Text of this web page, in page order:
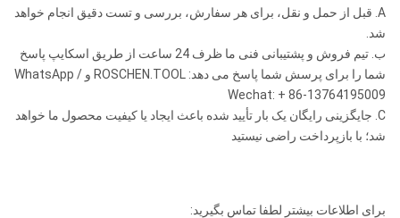
A. قبل از حمل و نقل، برای هر سفارش، بررسی و تست دقیق انجام خواهد
شد.
ب. تیم فروش و پشتیبانی فنی ما ظرف 24 ساعت از طریق اسکایپ پاسخ
شما را برای پرسش شما پاسخ می دهد: ROSCHEN.TOOL و WhatsApp /
Wechat: + 86-13764195009
C. جایگزینی رایگان یک بار تأیید شده باعث ایجاد یا کیفیت محصول ما خواهد
شد؛ با بازپرداخت راضی نیستید
برای اطلاعات بیشتر لطفا تماس بگیرید: